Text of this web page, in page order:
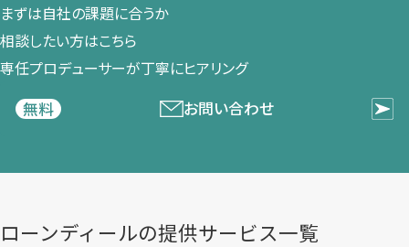
まずは​自社の​課題に​合うか​
相談したい方は​こちら
専任プロデューサーが​丁寧に​ヒアリング
無料
お問い合わせ
ローンディールの​提供サービス一覧